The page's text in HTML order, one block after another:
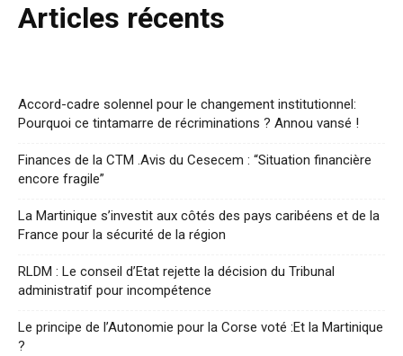
Articles récents
Accord-cadre solennel pour le changement institutionnel:
Pourquoi ce tintamarre de récriminations ? Annou vansé !
Finances de la CTM .Avis du Cesecem : “Situation financière
encore fragile”
La Martinique s’investit aux côtés des pays caribéens et de la
France pour la sécurité de la région
RLDM : Le conseil d’Etat rejette la décision du Tribunal
administratif pour incompétence
Le principe de l’Autonomie pour la Corse voté :Et la Martinique
?